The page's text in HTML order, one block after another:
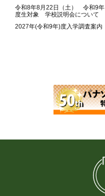
令和8年8月22日（土） 令和9年
度生対象 学校説明会について
2027年(令和9年)度入学調査案内